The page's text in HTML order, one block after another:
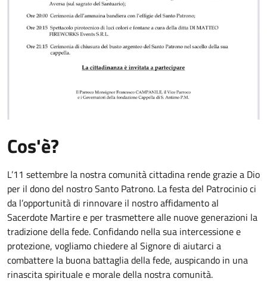
Cos'è?
L’11 settembre la nostra comunità cittadina rende grazie a Dio
per il dono del nostro Santo Patrono. La festa del Patrocinio ci
da l’opportunità di rinnovare il nostro affidamento al
Sacerdote Martire e per trasmettere alle nuove generazioni la
tradizione della fede. Confidando nella sua intercessione e
protezione, vogliamo chiedere al Signore di aiutarci a
combattere la buona battaglia della fede, auspicando in una
rinascita spirituale e morale della nostra comunità.